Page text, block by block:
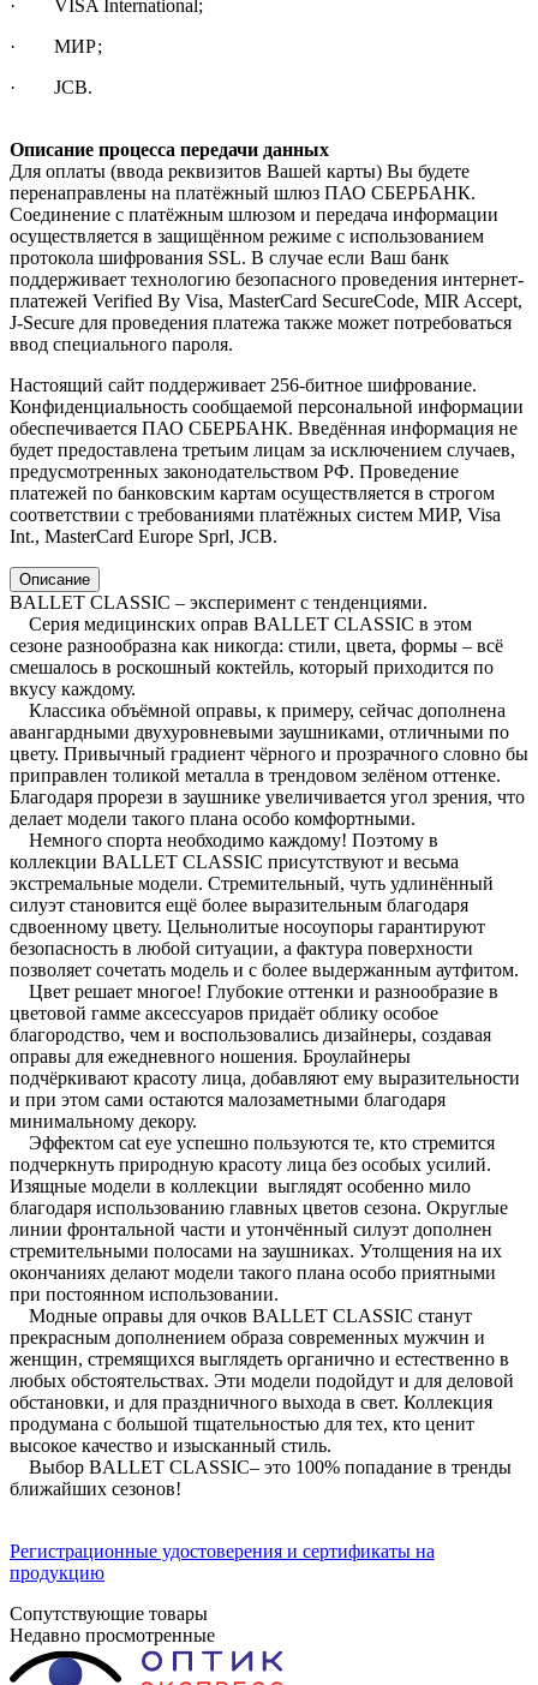
· VISA International;
· МИР;
· JCB.
Описание процесса передачи данных
Для оплаты (ввода реквизитов Вашей карты) Вы будете
перенаправлены на платёжный шлюз ПАО СБЕРБАНК.
Соединение с платёжным шлюзом и передача информации
осуществляется в защищённом режиме с использованием
протокола шифрования SSL. В случае если Ваш банк
поддерживает технологию безопасного проведения интернет-
платежей Verified By Visa, MasterCard SecureCode, MIR Accept,
J-Secure для проведения платежа также может потребоваться
ввод специального пароля.
Настоящий сайт поддерживает 256-битное шифрование.
Конфиденциальность сообщаемой персональной информации
обеспечивается ПАО СБЕРБАНК. Введённая информация не
будет предоставлена третьим лицам за исключением случаев,
предусмотренных законодательством РФ. Проведение
платежей по банковским картам осуществляется в строгом
соответствии с требованиями платёжных систем МИР, Visa
Int., MasterCard Europe Sprl, JCB.
Описание
BALLET CLASSIC – эксперимент с тенденциями.
Серия медицинских оправ BALLET CLASSIC в этом
сезоне разнообразна как никогда: стили, цвета, формы – всё
смешалось в роскошный коктейль, который приходится по
вкусу каждому.
Классика объёмной оправы, к примеру, сейчас дополнена
авангардными двухуровневыми заушниками, отличными по
цвету. Привычный градиент чёрного и прозрачного словно бы
приправлен толикой металла в трендовом зелёном оттенке.
Благодаря прорези в заушнике увеличивается угол зрения, что
делает модели такого плана особо комфортными.
Немного спорта необходимо каждому! Поэтому в
коллекции BALLET CLASSIC присутствуют и весьма
экстремальные модели. Стремительный, чуть удлинённый
силуэт становится ещё более выразительным благодаря
сдвоенному цвету. Цельнолитые носоупоры гарантируют
безопасность в любой ситуации, а фактура поверхности
позволяет сочетать модель и с более выдержанным аутфитом.
Цвет решает многое! Глубокие оттенки и разнообразие в
цветовой гамме аксессуаров придаёт облику особое
благородство, чем и воспользовались дизайнеры, создавая
оправы для ежедневного ношения. Броулайнеры
подчёркивают красоту лица, добавляют ему выразительности
и при этом сами остаются малозаметными благодаря
минимальному декору.
Эффектом cat eye успешно пользуются те, кто стремится
подчеркнуть природную красоту лица без особых усилий.
Изящные модели в коллекции выглядят особенно мило
благодаря использованию главных цветов сезона. Округлые
линии фронтальной части и утончённый силуэт дополнен
стремительными полосами на заушниках. Утолщения на их
окончаниях делают модели такого плана особо приятными
при постоянном использовании.
Модные оправы для очков BALLET CLASSIC станут
прекрасным дополнением образа современных мужчин и
женщин, стремящихся выглядеть органично и естественно в
любых обстоятельствах. Эти модели подойдут и для деловой
обстановки, и для праздничного выхода в свет. Коллекция
продумана с большой тщательностью для тех, кто ценит
высокое качество и изысканный стиль.
Выбор BALLET CLASSIC– это 100% попадание в тренды
ближайших сезонов!
Регистрационные удостоверения и сертификаты на
продукцию
Сопутствующие товары
Недавно просмотренные